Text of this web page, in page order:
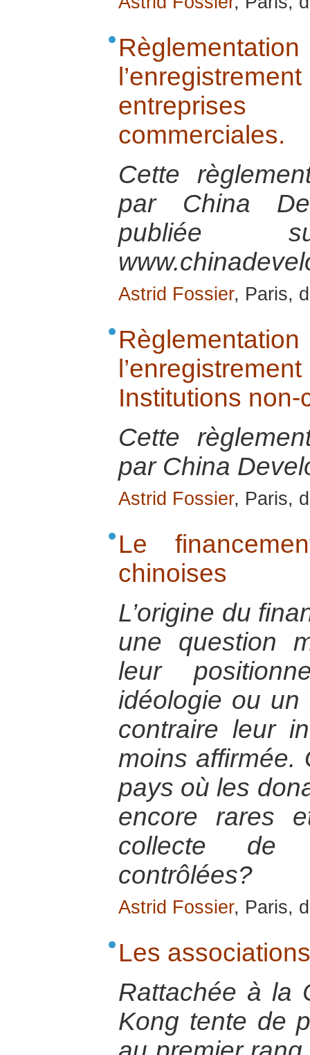
entreprises
commerciales.
Cette
par China
publiée
Astrid Fossier, Paris,
Institutions
Cette
par China
Astrid Fossier, Paris,
Le
chinoises
L’origine du
une question
leur
idéologie ou un
contraire leur
moins affirmée.
pays où les
encore rares
collecte de
contrôlées?
Astrid Fossier, Paris,
Les
Rattachée à la
Kong tente de